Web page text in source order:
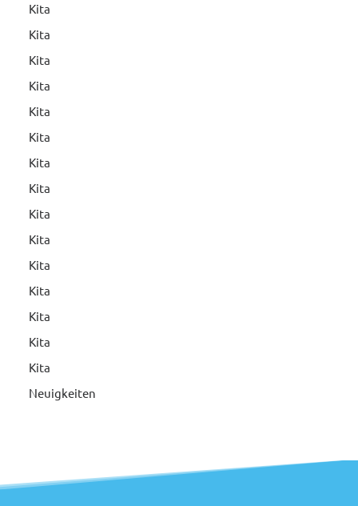
Kita
Kita
Kita
Kita
Kita
Kita
Kita
Kita
Kita
Kita
Kita
Kita
Kita
Kita
Kita
Neuigkeiten